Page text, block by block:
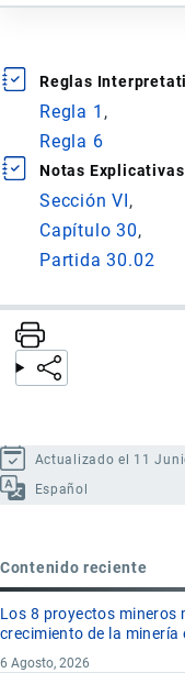
Reglas
Regla 1
Regla 6
Notas
Sección VI
Capítulo 30
Partida 30.02
Actualizado el 11
Español
Contenido reciente
Los 8 proyectos mineros
crecimiento de la minería
6 Agosto, 2026